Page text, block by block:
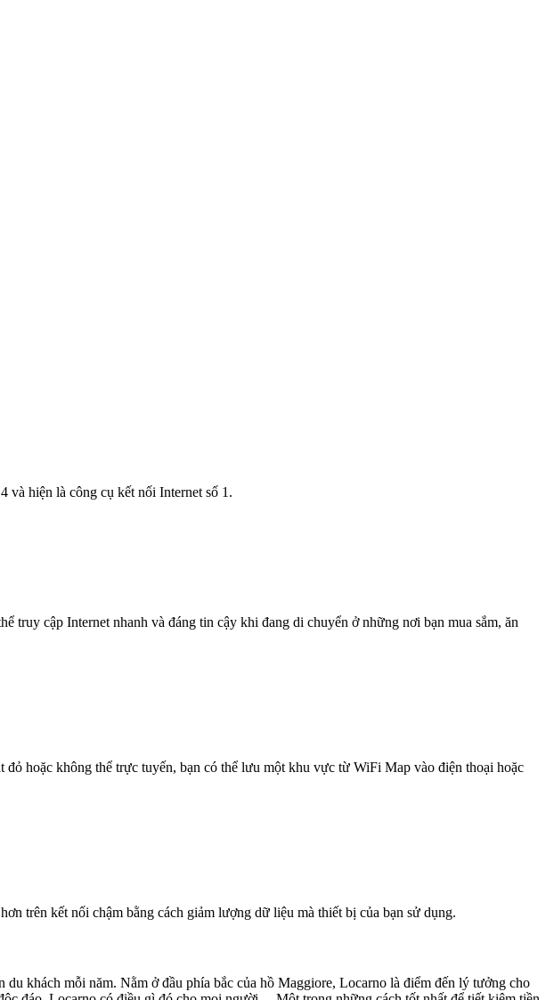
và hiện là công cụ kết nối Internet số 1.
cập Internet nhanh và đáng tin cậy khi đang di chuyển ở những nơi bạn mua sắm, ăn
hoặc không thể trực tuyến, bạn có thể lưu một khu vực từ WiFi Map vào điện thoại hoặc
trên kết nối chậm bằng cách giảm lượng dữ liệu mà thiết bị của bạn sử dụng.
khách mỗi năm. Nằm ở đầu phía bắc của hồ Maggiore, Locarno là điểm đến lý tưởng cho